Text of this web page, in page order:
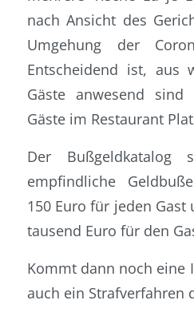
nach Ansicht des
Umgehung der
Entscheidend ist, aus
Gäste anwesend
Gäste im Restaurant
Der Bußgeldkatalog
empfindliche
150 Euro für jeden
tausend Euro für den
Kommt dann noch eine
auch ein Strafverfahren